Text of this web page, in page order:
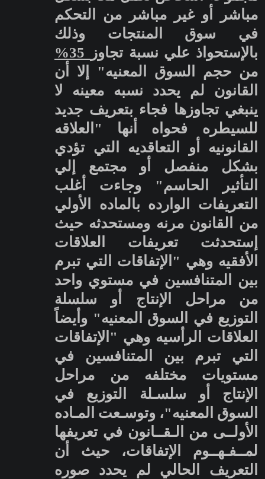
مباشر أو غير مباشر من التحكم
في سوق المنتجات وذلك
بالإستحواذ علي نسبة تجاوز
من حجم السوق المعنيه" إلا أن
القانون لم يحدد نسبه معينه لا
ينبغي تجاوزها فجاء بتعريف جديد
للسيطره فحواه أنها "العلاقه
القانونيه أو التعاقديه التي تؤدي
بشكل منفصل أو مجتمع إلي
التأثير الحاسم" وجاءت أغلب
التعريفات الوارده بالماده الأولي
من القانون مرنه ومستحدثه حيث
إستحدثت تعريفات العلاقات
الأفقيه وهي "الإتفاقات التي تبرم
بين المتنافسين في مستوي واحد
من مراحل الإنتاج أو سلسلة
التوزيع في السوق المعنيه" وأيضاً
العلاقات الرأسيه وهي "الإتفاقات
التي تبرم بين المتنافسين في
مستويات مختلفه من مراحل
الإنتاج أو سلسـلة التوزيع في
السوق المعنيه"، وتوسـعت المـاده
الأولــى من الـقــانون في تعريفها
لمــفـهــوم
الإتفاقات، حيث أن
التعريف الحالي لم يحدد صوره